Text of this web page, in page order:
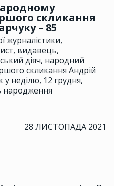
скликання
– 85
журналістики,
видавець,
діяч, народний
скликання Андрій
у неділю, 12 грудня,
народження
28 ЛИСТОПАДА 2021